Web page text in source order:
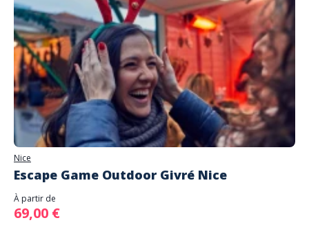
Nice
Escape Game Outdoor Givré Nice
À partir de
69,00 €